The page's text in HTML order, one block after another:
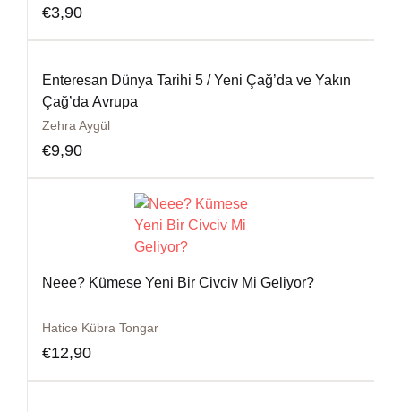
€3,90
Enteresan Dünya Tarihi 5 / Yeni Çağ’da ve Yakın
Çağ’da Avrupa
Zehra Aygül
€9,90
Neee? Kümese Yeni Bir Civciv Mi Geliyor?
Hatice Kübra Tongar
€12,90